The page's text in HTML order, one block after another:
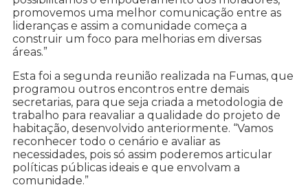
promovemos uma melhor comunicação entre as
lideranças e assim a comunidade começa a
construir um foco para melhorias em diversas
áreas.”
Esta foi a segunda reunião realizada na Fumas, que
programou outros encontros entre demais
secretarias, para que seja criada a metodologia de
trabalho para reavaliar a qualidade do projeto de
habitação, desenvolvido anteriormente. “Vamos
reconhecer todo o cenário e avaliar as
necessidades, pois só assim poderemos articular
políticas públicas ideais e que envolvam a
comunidade.”